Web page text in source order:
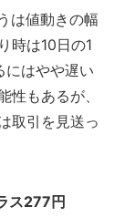
は値動きの幅
時は10日の1
にはやや遅い
性もあるが、
取引を見送っ
ス277円